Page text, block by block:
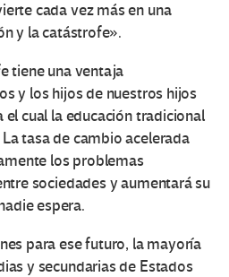
cada vez más en una
y la catástrofe».
tiene una ventaja
y los hijos de nuestros hijos
cual la educación tradicional
tasa de cambio acelerada
los problemas
sociedades y aumentará su
espera.
para ese futuro, la mayoría
y secundarias de Estados